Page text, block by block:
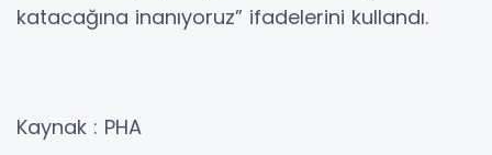
katacağına inanıyoruz” ifadelerini kullandı.
Kaynak : PHA